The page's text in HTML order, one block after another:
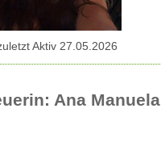
Ana Manuela
Aktiv 27.05.2026